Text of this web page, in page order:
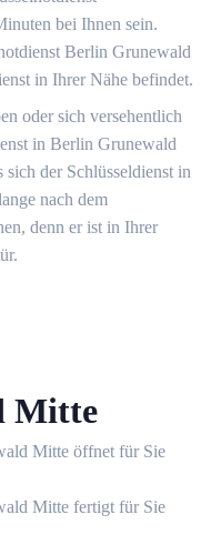
bei Ihnen sein.
Berlin Grunewald
in Ihrer Nähe befindet.
oder sich versehentlich
in Berlin Grunewald
sich der Schlüsseldienst in
nach dem
denn er ist in Ihrer
Mitte
Mitte öffnet für Sie
Mitte fertigt für Sie